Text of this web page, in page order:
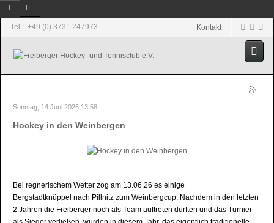
Tel.: +49 (0) 3731 247973 Kontakt
Sonntag, 14 Juni 2026 13:58
Hockey in den Weinbergen
Bei regnerischem Wetter zog am 13.06.26 es einige
Bergstadtknüppel nach Pillnitz zum Weinbergcup. Nachdem in den letzten
2 Jahren die Freiberger noch als Team auftreten durften und das Turnier